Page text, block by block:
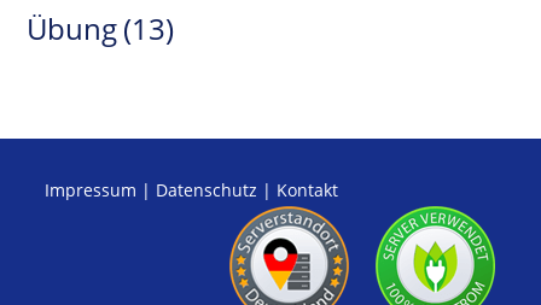
Übung(13)
Impressum | Datenschutz | Kontakt